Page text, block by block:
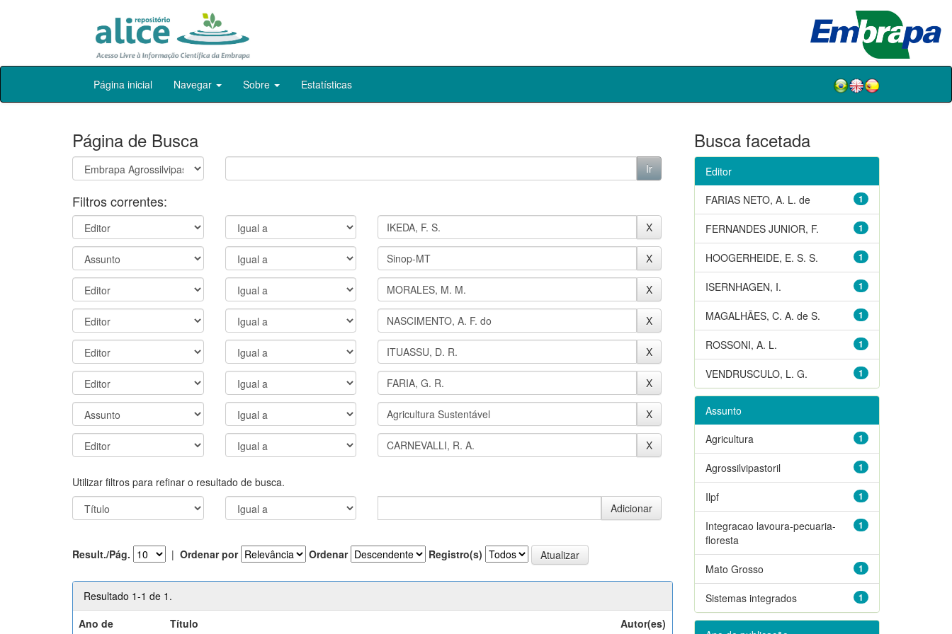
Skip
Página inicial Navegar Sobre Estatísticas
Página de Busca
Filtros correntes:
Utilizar filtros para refinar o resultado de busca.
Result./Pág. | Ordenar por Ordenar Registro(s)
Resultado 1-1 de 1.
Ano de
Título Autor(es)
Busca facetada
Editor
1
FARIAS NETO, A. L. de
1
FERNANDES JUNIOR, F.
1
HOOGERHEIDE, E. S. S.
1
ISERNHAGEN, I.
1
MAGALHÃES, C. A. de S.
1
ROSSONI, A. L.
1
VENDRUSCULO, L. G.
Assunto
1
Agricultura
1
Agrossilvipastoril
1
Ilpf
1
Integracao lavoura-pecuaria-
floresta
1
Mato Grosso
1
Sistemas integrados